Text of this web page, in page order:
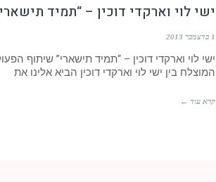
ישי לוי וארקדי דוכין – “תמיד
1 בדצמבר 2013
ישי לוי וארקדי דוכין – “תמיד תישארי” שיתוף
המוצלח בין ישי לוי וארקדי דוכין הביא אלינו את
קרא עוד ←